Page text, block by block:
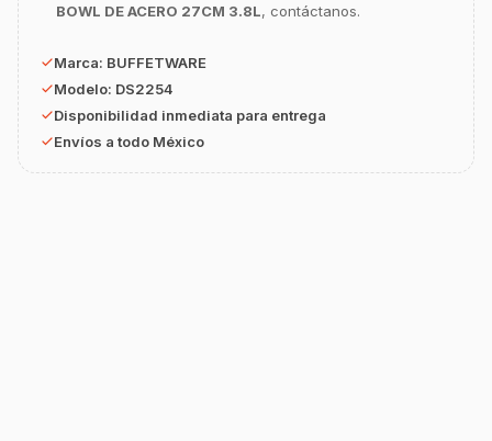
BOWL DE ACERO 27CM 3.8L, contáctanos.
Marca: BUFFETWARE
Modelo: DS2254
Disponibilidad inmediata para entrega
Envíos a todo México
Ver uniformes y filipinas
Ver sucursales y contacto